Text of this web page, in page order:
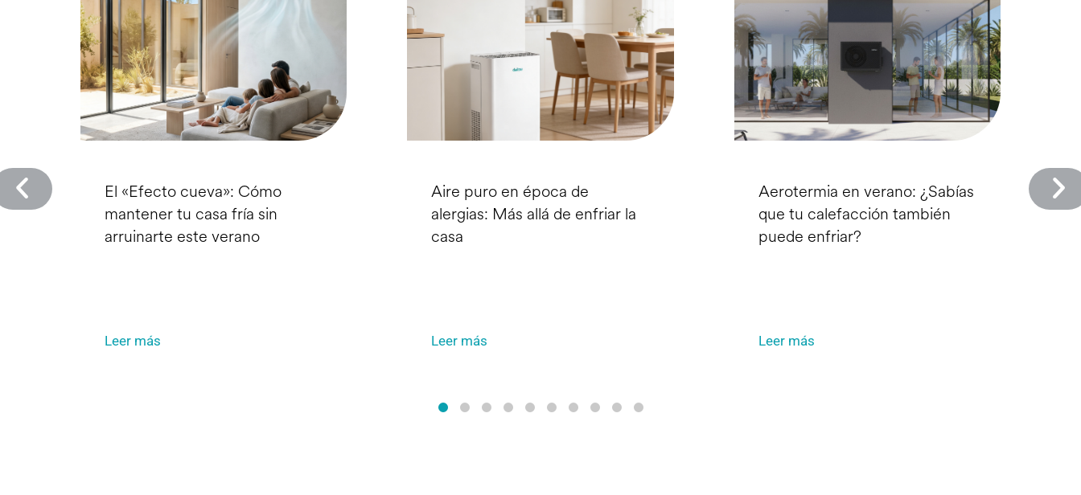
El «Efecto cueva»: Cómo
mantener tu casa fría sin
arruinarte este verano
Leer más
Aire puro en época de
alergias: Más allá de enfriar la
casa
Leer más
Aerotermia en verano: ¿Sabías
que tu calefacción también
puede enfriar?
Leer más